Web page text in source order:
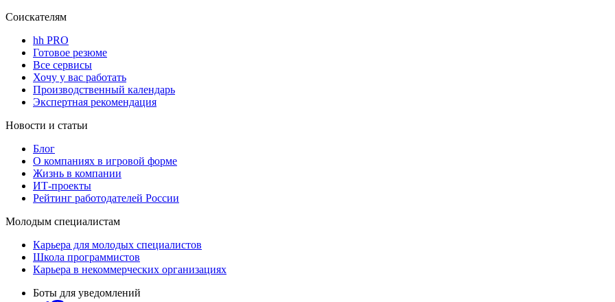
Соискателям
hh PRO
Готовое резюме
Все сервисы
Хочу у вас работать
Производственный календарь
Экспертная рекомендация
Новости и статьи
Блог
О компаниях в игровой форме
Жизнь в компании
ИТ-проекты
Рейтинг работодателей России
Молодым специалистам
Карьера для молодых специалистов
Школа программистов
Карьера в некоммерческих организациях
Боты для уведомлений